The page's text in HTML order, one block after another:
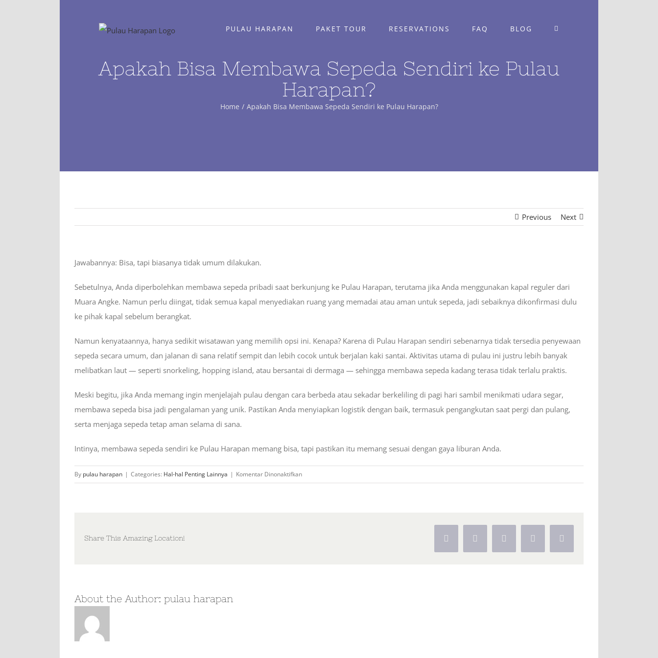
PULAU HARAPAN PAKET TOUR RESERVATIONS FAQ BLOG
Apakah Bisa Membawa Sepeda Sendiri ke Pulau
Harapan?
Home Apakah Bisa Membawa Sepeda Sendiri ke Pulau Harapan?
Previous Next
Jawabannya: Bisa, tapi biasanya tidak umum dilakukan.
Sebetulnya, Anda diperbolehkan membawa sepeda pribadi saat berkunjung ke Pulau Harapan, terutama jika Anda menggunakan kapal reguler dari
Muara Angke. Namun perlu diingat, tidak semua kapal menyediakan ruang yang memadai atau aman untuk sepeda, jadi sebaiknya dikonfirmasi dulu
ke pihak kapal sebelum berangkat.
Namun kenyataannya, hanya sedikit wisatawan yang memilih opsi ini. Kenapa? Karena di Pulau Harapan sendiri sebenarnya tidak tersedia penyewaan
sepeda secara umum, dan jalanan di sana relatif sempit dan lebih cocok untuk berjalan kaki santai. Aktivitas utama di pulau ini justru lebih banyak
melibatkan laut — seperti snorkeling, hopping island, atau bersantai di dermaga — sehingga membawa sepeda kadang terasa tidak terlalu praktis.
Meski begitu, jika Anda memang ingin menjelajah pulau dengan cara berbeda atau sekadar berkeliling di pagi hari sambil menikmati udara segar,
membawa sepeda bisa jadi pengalaman yang unik. Pastikan Anda menyiapkan logistik dengan baik, termasuk pengangkutan saat pergi dan pulang,
serta menjaga sepeda tetap aman selama di sana.
Intinya, membawa sepeda sendiri ke Pulau Harapan memang bisa, tapi pastikan itu memang sesuai dengan gaya liburan Anda.
By pulau harapan | Categories: Hal-hal Penting Lainnya | Komentar Dinonaktifkanpada
Apakah
Share This Amazing Location! Facebook
X WhatsAppPinterestVk
About the Author: pulau harapan